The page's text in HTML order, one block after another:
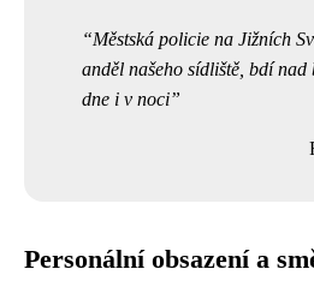
Městská policie na Jižních
anděl našeho sídliště, bdí nad
dne i v noci
Personální obsazení a